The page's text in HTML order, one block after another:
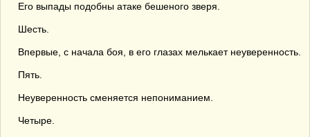
Его выпады подобны атаке бешеного зверя.
Шесть.
Впервые, с начала боя, в его глазах мелькает неуверенность.
Пять.
Неуверенность сменяется непониманием.
Четыре.